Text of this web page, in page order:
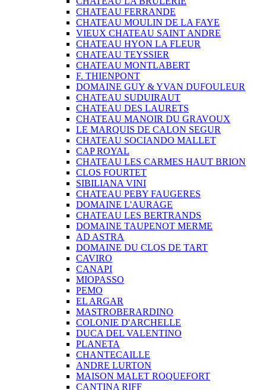
CHATEAU FERRANDE
CHATEAU MOULIN DE LA FAYE
VIEUX CHATEAU SAINT ANDRE
CHATEAU HYON LA FLEUR
CHATEAU TEYSSIER
CHATEAU MONTLABERT
F. THIENPONT
DOMAINE GUY & YVAN DUFOULEUR
CHATEAU SUDUIRAUT
CHATEAU DES LAURETS
CHATEAU MANOIR DU GRAVOUX
LE MARQUIS DE CALON SEGUR
CHATEAU SOCIANDO MALLET
CAP ROYAL
CHATEAU LES CARMES HAUT BRION
CLOS FOURTET
SIBILIANA VINI
CHATEAU PEBY FAUGERES
DOMAINE L'AURAGE
CHATEAU LES BERTRANDS
DOMAINE TAUPENOT MERME
AD ASTRA
DOMAINE DU CLOS DE TART
CAVIRO
CANAPI
MIOPASSO
PEMO
EL ARGAR
MASTROBERARDINO
COLONIE D'ARCHELLE
DUCA DEL VALENTINO
PLANETA
CHANTECAILLE
ANDRE LURTON
MAISON MALET ROQUEFORT
CANTINA RIFF